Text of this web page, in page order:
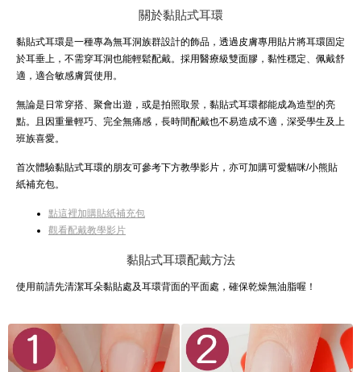
關於黏貼式耳環
黏貼式耳環是一種專為無耳洞族群設計的飾品，透過皮膚專用貼片將耳環固定
於耳垂上，不需穿耳洞也能輕鬆配戴。採用醫療級雙面膠，黏性穩定、佩戴舒
適，適合敏感膚質使用。
無論是日常穿搭、聚會出遊，或是拍照取景，黏貼式耳環都能成為造型的亮
點。且因重量輕巧、完全無痛感，長時間配戴也不易造成不適，深受學生及上
班族喜愛。
首次體驗黏貼式耳環的朋友可參考下方教學影片，亦可加購可愛貓咪/小熊貼
紙補充包。
點這裡加購貼紙補充包
觀看配戴教學影片
黏貼式耳環配戴方法
使用前請先清潔耳朵黏貼處及耳環背面的平面處，確保乾燥無油脂喔！